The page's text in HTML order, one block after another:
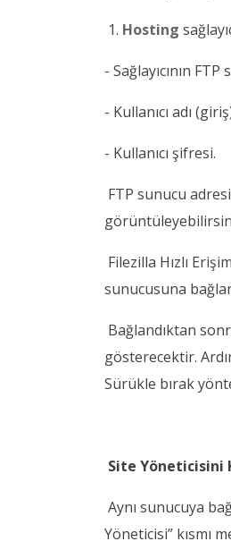
1. Hosting
- Sağlayıcının
- Kullanıcı adı
- Kullanıcı şifresi.
FTP sunucu
Filezilla Hızlı
sunucusuna
Bağlandıktan
gösterecektir.
Sürükle bırak
Site Yöneticisini
Aynı sunucuya
Yöneticisi” kısmı